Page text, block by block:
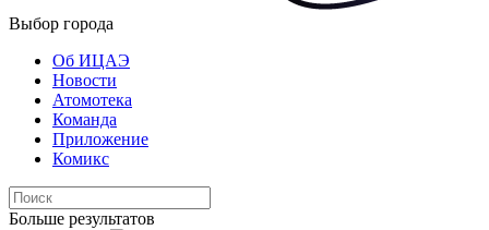
Выбор города
Об ИЦАЭ
Новости
Атомотека
Команда
Приложение
Комикс
Больше результатов